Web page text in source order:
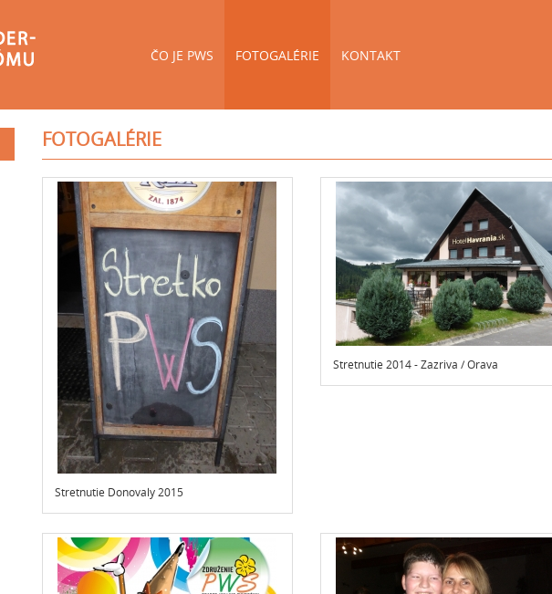
ČO JE PWS FOTOGALÉRIE KONTAKT
FOTOGALÉRIE
Stretnutie Donovaly 2015
Stretnutie 2014 - Zazriva / Orava